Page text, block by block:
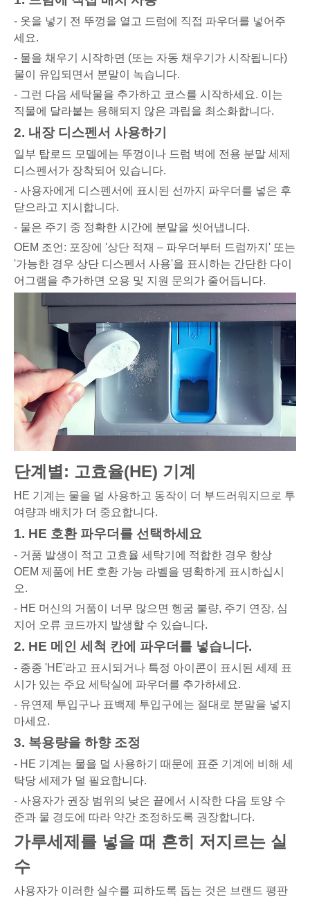
- 옷을 넣기 전 뚜껑을 열고 드럼에 직접 파우더를 넣어주
세요.
- 물을 채우기 시작하면 (또는 자동 채우기가 시작됩니다)
물이 유입되면서 분말이 녹습니다.
- 그런 다음 세탁물을 추가하고 코스를 시작하세요. 이는
직물에 달라붙는 용해되지 않은 과립을 최소화합니다.
2. 내장 디스펜서 사용하기
일부 탑로드 모델에는 뚜껑이나 드럼 벽에 전용 분말 세제
디스펜서가 장착되어 있습니다.
- 사용자에게 디스펜서에 표시된 선까지 파우더를 넣은 후
닫으라고 지시합니다.
- 물은 주기 중 정확한 시간에 분말을 씻어냅니다.
OEM 조언: 포장에 '상단 적재 – 파우더부터 드럼까지' 또는
'가능한 경우 상단 디스펜서 사용'을 표시하는 간단한 다이
어그램을 추가하면 오용 및 지원 문의가 줄어듭니다.
단계별: 고효율(HE) 기계
HE 기계는 물을 덜 사용하고 동작이 더 부드러워지므로 투
여량과 배치가 더 중요합니다.
1. HE 호환 파우더를 선택하세요
- 거품 발생이 적고 고효율 세탁기에 적합한 경우 항상
OEM 제품에 HE 호환 가능 라벨을 명확하게 표시하십시
오.
- HE 머신의 거품이 너무 많으면 헹굼 불량, 주기 연장, 심
지어 오류 코드까지 발생할 수 있습니다.
2. HE 메인 세척 칸에 파우더를 넣습니다.
- 종종 'HE'라고 표시되거나 특정 아이콘이 표시된 세제 표
시가 있는 주요 세탁실에 파우더를 추가하세요.
- 유연제 투입구나 표백제 투입구에는 절대로 분말을 넣지
마세요.
3. 복용량을 하향 조정
- HE 기계는 물을 덜 사용하기 때문에 표준 기계에 비해 세
탁당 세제가 덜 필요합니다.
- 사용자가 권장 범위의 낮은 끝에서 시작한 다음 토양 수
준과 물 경도에 따라 약간 조정하도록 권장합니다.
가루세제를 넣을 때 흔히 저지르는 실
수
사용자가 이러한 실수를 피하도록 돕는 것은 브랜드 평판